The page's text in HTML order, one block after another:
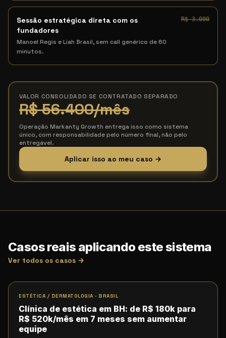
Sessão estratégica direta com os
fundadores
Manoel Regis e Liah Brasil, sem call genérico de 60
minutos.
R$ 3.000
VALOR CONSOLIDADO SE CONTRATADO SEPARADO
R$ 56.400/mês
Operação Markanty Growth entrega isso como sistema
único, com responsabilidade pelo número final, não pelo
entregável.
Aplicar isso ao meu caso →
Casos reais aplicando este sistema
Ver todos os casos →
ESTÉTICA / DERMATOLOGIA · BRASIL
Clínica de estética em BH: de R$ 180k para
R$ 520k/mês em 7 meses sem aumentar
equipe